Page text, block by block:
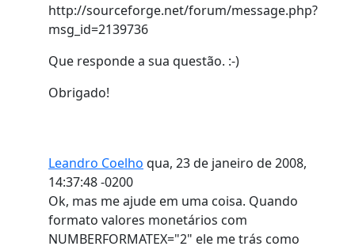
http://sourceforge.net/forum/message.php?
msg_id=2139736
Que responde a sua questão. :-)
Obrigado!
Leandro Coelho qua, 23 de janeiro de 2008,
14:37:48 -0200
Ok, mas me ajude em uma coisa. Quando
formato valores monetários com
NUMBERFORMATEX="2" ele me trás como